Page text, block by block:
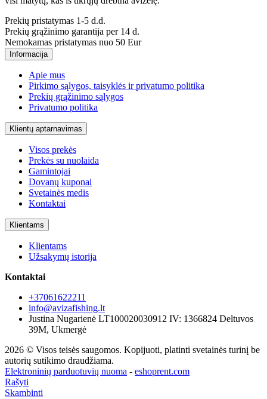
Prekių pristatymas 1-5 d.d.
Prekių grąžinimo garantija per 14 d.
Nemokamas pristatymas nuo 50 Eur
Informacija
Apie mus
Pirkimo sąlygos, taisyklės ir privatumo politika
Prekių grąžinimo sąlygos
Privatumo politika
Klientų aptarnavimas
Visos prekės
Prekės su nuolaida
Gamintojai
Dovanų kuponai
Svetainės medis
Kontaktai
Klientams
Klientams
Užsakymų istorija
Kontaktai
+37061622211
info@avizafishing.lt
Justina Nugarienė LT100020030912 IV: 1366824 Deltuvos
39M, Ukmergė
2026 © Visos teisės saugomos. Kopijuoti, platinti svetainės turinį be
autorių sutikimo draudžiama.
Elektroninių parduotuvių nuoma - eshoprent.com
Rašyti
Skambinti